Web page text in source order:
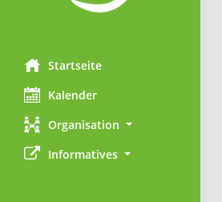
Startseite
Kalender
Organisation
Informatives